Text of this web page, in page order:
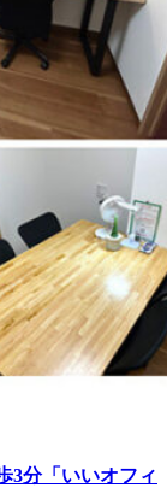
3分「いいオフィ